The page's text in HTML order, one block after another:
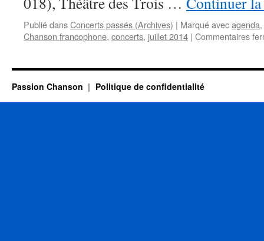
Publié dansConcerts passés (Archives) | Marqué avecagenda,
Chanson francophone, concerts, juillet 2014 | Commentaires
Passion Chanson Politique de confidentialité